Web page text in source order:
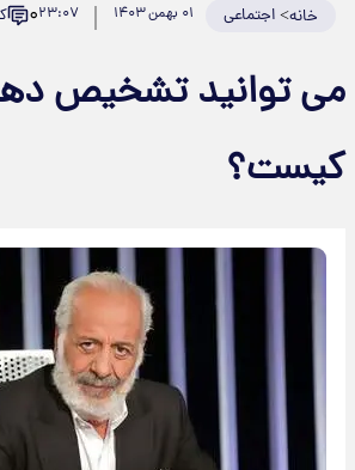
خانه>اجتماعی ۰۱ بهمن ۱۴۰۳ ۲۳:۰۷۰
می توانید تشخیص
کیست؟